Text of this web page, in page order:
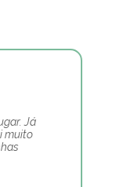
Já
muito